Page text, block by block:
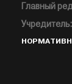
Главный
Учредитель: